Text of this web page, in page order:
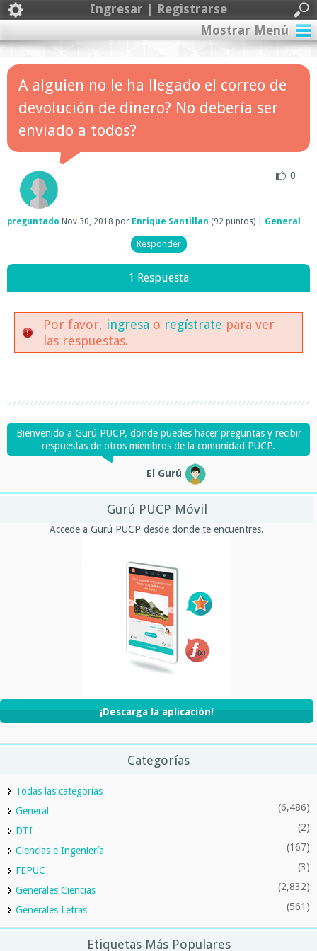
Ingresar | Registrarse
Mostrar Menú
A alguien no le ha llegado el correo de
devolución de dinero? No debería ser
enviado a todos?
0
preguntado Nov 30, 2018 por Enrique Santillan (92 puntos) General
1 Respuesta
Por favor, ingresa o regístrate para ver
las respuestas.
Bienvenido a Gurú PUCP, donde puedes hacer preguntas y recibir
respuestas de otros miembros de la comunidad PUCP.
El Gurú
Gurú PUCP Móvil
Accede a Gurú PUCP desde donde te encuentres.
¡Descarga la aplicación!
Categorías
Todas las categorías
General
(6,486)
DTI (2)
Ciencias e Ingeniería (167)
FEPUC (3)
Generales Ciencias (2,832)
Generales Letras (561)
Etiquetas Más Populares